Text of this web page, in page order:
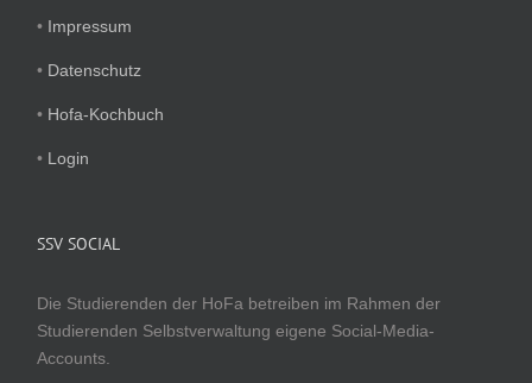
• Impressum
• Datenschutz
• Hofa-Kochbuch
• Login
SSV SOCIAL
Die Studierenden der HoFa betreiben im Rahmen der
Studierenden Selbstverwaltung eigene Social-Media-
Accounts.